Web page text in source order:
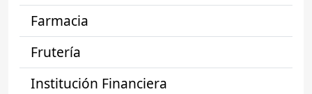
Farmacia
Frutería
Institución Financiera